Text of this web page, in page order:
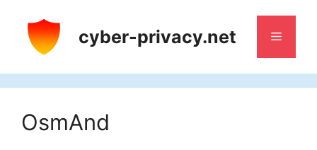
contenu
cyber-privacy.net Menu
OsmAnd